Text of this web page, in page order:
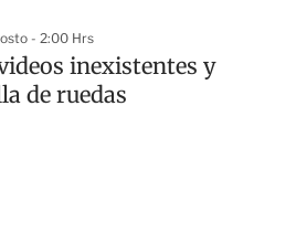
- 2:00 Hrs
inexistentes y
de ruedas